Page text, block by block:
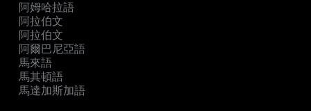
阿姆哈拉語
阿拉伯文
阿拉伯文
阿爾巴尼亞語
馬來語
馬其頓語
馬達加斯加語